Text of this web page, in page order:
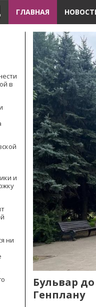
ГЛАВНАЯ
в
и
ни
Бульвар
Генплану